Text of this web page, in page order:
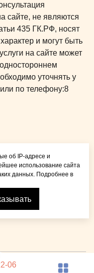
06
сайте, не являются
435 ГК.РФ, носят
и могут быть
на сайте может
уточнять у
по телефону:8
Лицензия
Карта сайта
об IP-адресе и
использование сайта
данных. Подробнее в